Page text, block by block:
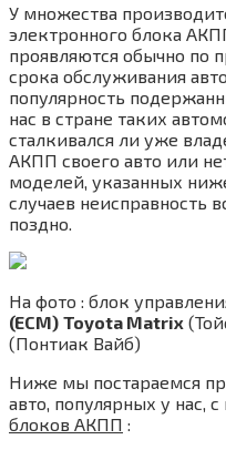
У множества
электронного блока
проявляются обычно по
срока обслуживания
популярность
нас в стране таких
сталкивался ли уже
АКПП своего авто или
моделей, указанных
случаев неисправность
поздно.
На фото : блок
(ECM) Toyota Matrix
(Понтиак Вайб)
Ниже мы постараемся
авто, популярных у нас,
блоков АКПП :